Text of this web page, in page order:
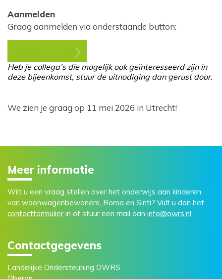
Aanmelden
Graag aanmelden via onderstaande button:
Heb je collega’s die mogelijk ook geïnteresseerd zijn in
deze bijeenkomst, stuur de uitnodiging dan gerust door.
We zien je graag op 11 mei 2026 in Utrecht!
Meer informatie
Wilt u een vraag stellen over het onderwijs aan kinderen
van woonwagenbewoners, Roma en Sinti? Vult u dan het
contactformulier in of stuur een mail aan info@owrs.nl.
Contactgegevens
Landelijke Ondersteuning OWRS